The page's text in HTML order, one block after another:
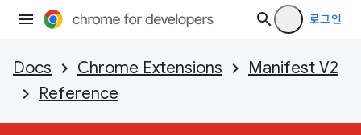
로그인
Docs Chrome Extensions
Manifest V2
Reference